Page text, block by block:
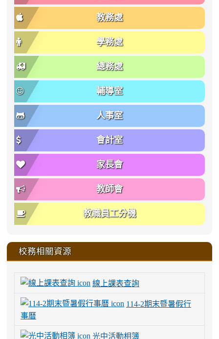
教務處
學務處
總務處
輔導室
人事室
會計室
家長會
教師會
教職員工分機
校務相關資源
線上課表查詢
114-2期末暨暑假行
事曆
光中活動相簿